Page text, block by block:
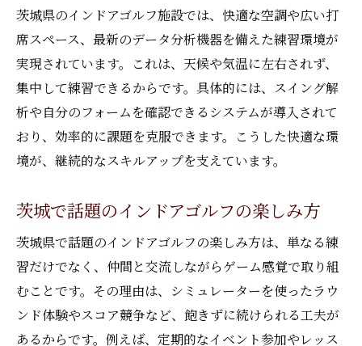
インドアゴルフでスコアアップを目指す方
自分に合ったインドアゴルフ茨城の選び方
ストレス解消にも最適な室内ゴルフ利用法
インドアゴルフ茨城でストレスをリフレッ
シュ
茨城のインドアゴルフが癒やしになる理由
インドアゴルフで心身のリフレッシュを図
る
ストレス発散に役立つインドアゴルフ活用
法
茨城県のインドアゴルフ施設では、快適な空調や広い打
席スペース、最新のデータ分析機器を備えた練習環境が
実現されています。これは、天候や気温に左右されず、
集中して練習できるからです。具体的には、スイング解
析や自分のフォームを確認できるシステムが導入されて
おり、効率的に課題を克服できます。こうした快適な環
境が、継続的なスキルアップを支えています。
茨城で話題のインドアゴルフの楽しみ方
茨城県で話題のインドアゴルフの楽しみ方は、単なる練
習だけでなく、仲間と交流しながらゲーム感覚で取り組
むことです。その理由は、シミュレーターを使ったラウ
ンド体験やスコア競争など、飽きずに続けられる工夫が
あるからです。例えば、定期的なイベント参加やレッス